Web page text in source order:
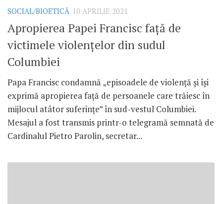
SOCIAL/BIOETICĂ 10 APRILIE 2021
Apropierea Papei Francisc față de
victimele violențelor din sudul
Columbiei
Papa Francisc condamnă „episoadele de violență și își
exprimă apropierea față de persoanele care trăiesc în
mijlocul atâtor suferințe” în sud-vestul Columbiei.
Mesajul a fost transmis printr-o telegramă semnată de
Cardinalul Pietro Parolin, secretar...